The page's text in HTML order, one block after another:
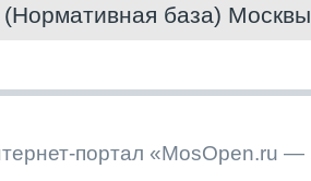
база) Москвы
портал «MosOpen.ru —